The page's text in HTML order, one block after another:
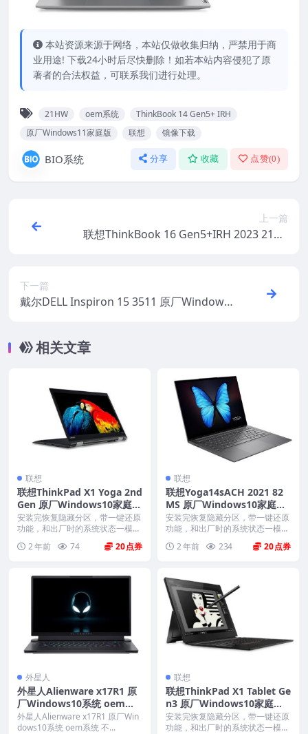
本站资源来源于网络，本站仅做收集归纳，严禁用于商
业用途! 下载24小时后尽快删除！如若本站内容侵犯了原
著者的合法权益，可联系我们进行处理。
21HW oem系统
ThinkBook 14 Gen5+ IRH
原厂Windows11家庭版
联想 镜像下载
BIO系统 分享 收藏 点赞(0)
上一篇
联想ThinkBook 16 Gen5+IRH 2023 21HX
下一篇
戴尔DELL Inspiron 15 3511 原厂Windows
相关文章
联想
联想ThinkPad X1 Yoga 2nd
Gen 原厂Windows10家庭版
oem系统镜像下载
安装完恢复隐藏分区，带一键还原
功能，和出厂时的系统状态一模一
2 年前 74 20
联想
联想Yoga14sACH 2021 82
MS 原厂Windows10家庭版
oem系统镜像下载
安装完恢复隐藏分区，带一键还原
功能，和出厂时的系统状态一模一
2 年前 234 20
外星人
外星人Alienware x17R1 原
厂Windows10系统 oem系
统 不带F12一键还原
外星人Alienware x17R1 原厂Win
dows10系统 oem系统 不...
联想
联想ThinkPad X1 Tablet Ge
n3 原厂Windows10家庭版
oem系统镜像下载
安装完恢复隐藏分区，带一键还原
功能，和出厂时的系统状态一模一